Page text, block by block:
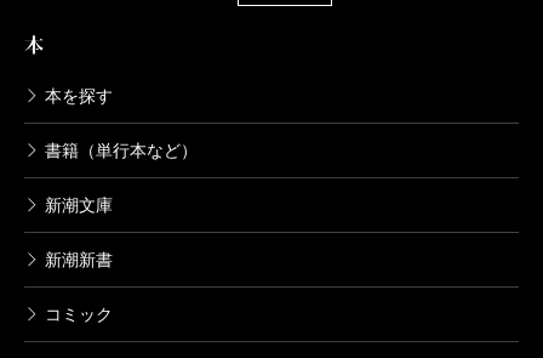
本
本を探す
書籍（単行本など）
新潮文庫
新潮新書
コミック